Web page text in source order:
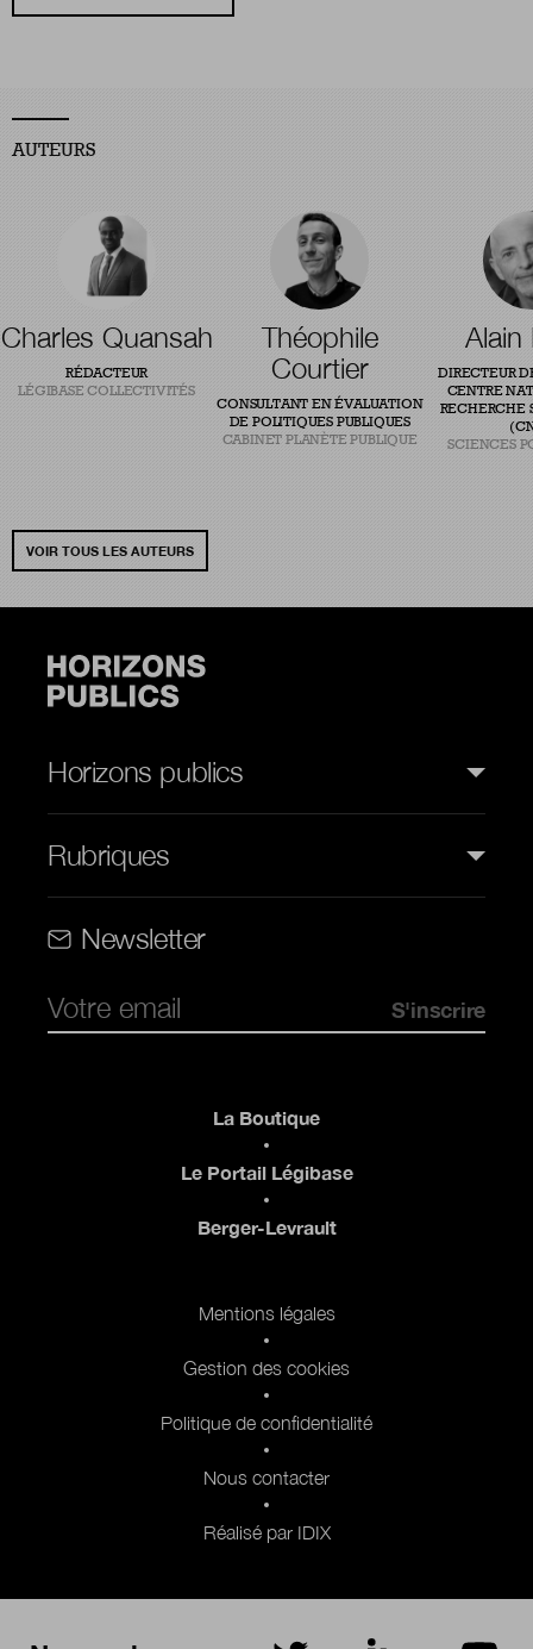
AUTEURS
VOIR TOUS LES AUTEURS
Charles Quansah
RÉDACTEUR
LÉGIBASE COLLECTIVITÉS
Théophile
Courtier
CONSULTANT EN ÉVALUATION
DE POLITIQUES PUBLIQUES
CABINET PLANÈTE PUBLIQUE
Alain
DIRECTEUR
CENTRE
RECHERCHE
SCIENCES
Horizons publics
Rubriques
Newsletter
La Boutique
Le Portail Légibase
Berger-Levrault
Mentions légales
Gestion des cookies
Politique de confidentialité
Nous contacter
Réalisé par IDIX